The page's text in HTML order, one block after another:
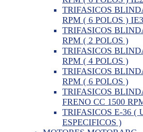
TRIFASICOS
RPM ( 6 POLOS ) IE3
TRIFASICOS
RPM ( 2 POLOS )
TRIFASICOS
RPM ( 4 POLOS )
TRIFASICOS
RPM ( 6 POLOS )
TRIFASICOS
FRENO CC 1500
TRIFASICOS E-36 (
ESPECIFICOS )